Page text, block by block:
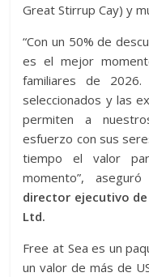
Great Stirrup Cay) y
“Con un 50% de
es el mejor
familiares de 2026.
seleccionados y las
permiten a
esfuerzo con sus
tiempo el valor
momento”, aseguró
director ejecutivo
Ltd.
Free at Sea es un
un valor de más de